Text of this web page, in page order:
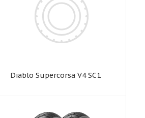
Diablo Supercorsa V4 SC1